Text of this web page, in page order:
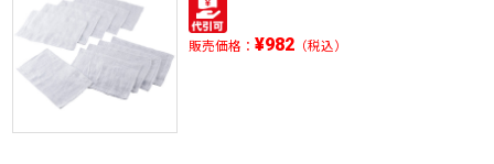
販売価格： ¥982（税込）